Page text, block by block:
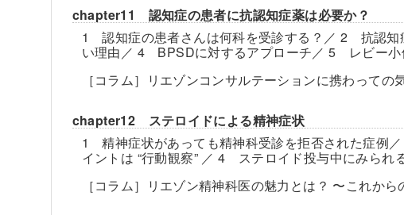
chapter11 認知症の患者に抗認知症薬は必要か？
1 認知症の患者さんは何科を受診する？／ 2 抗認
い理由／ 4 BPSDに対するアプローチ／ 5 レビー小
［コラム］リエゾンコンサルテーションに携わっての
chapter12 ステロイドによる精神症状
1 精神症状があっても精神科受診を拒否された症例
イントは “行動観察” ／ 4 ステロイド投与中にみられ
［コラム］リエゾン精神科医の魅力とは？ 〜これか